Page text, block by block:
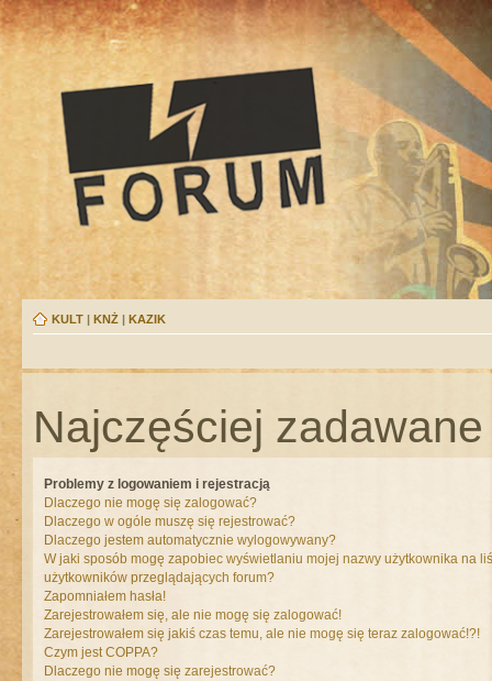
KULT | KNŻ | KAZIK
Najczęściej
Problemy z logowaniem i rejestracją
Dlaczego nie mogę się zalogować?
Dlaczego w ogóle muszę się rejestrować?
Dlaczego jestem automatycznie wylogowywany?
W jaki sposób mogę zapobiec wyświetlaniu mojej nazwy użytkownika na
użytkowników przeglądających forum?
Zapomniałem hasła!
Zarejestrowałem się, ale nie mogę się zalogować!
Zarejestrowałem się jakiś czas temu, ale nie mogę się teraz zalogować!?!
Czym jest COPPA?
Dlaczego nie mogę się zarejestrować?